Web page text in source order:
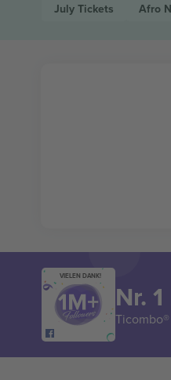
July Tickets Afro
VIELEN DANK!
Nr.